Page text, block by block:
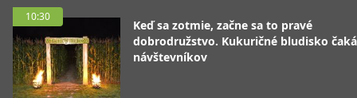
10:30
Keď sa zotmie, začne sa to pravé
dobrodružstvo. Kukuričné bludisko
návštevníkov